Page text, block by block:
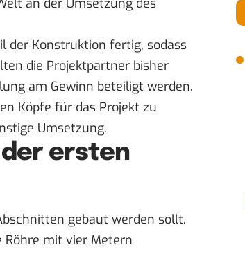
an der Umsetzung des
der Konstruktion fertig, sodass
die Projektpartner bisher
am Gewinn beteiligt werden.
Köpfe für das Projekt zu
Umsetzung.
der ersten
gebaut werden sollt.
mit vier Metern